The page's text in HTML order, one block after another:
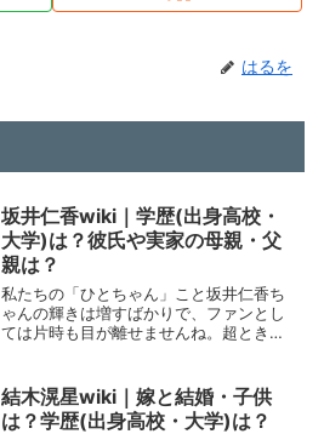
はるを
坂井仁香wiki｜学歴(出身高校・
大学)は？彼氏や実家の母親・父
親は？
私たちの「ひとちゃん」こと坂井仁香ち
ゃんの輝きは増すばかりで、ファンとし
ては片時も目が離せませんね。超ときめ
せる彼女について、もっと深く知りたい
と思っている方も多いはず...
結木滉星wiki｜嫁と結婚・子供
は？学歴(出身高校・大学)は？